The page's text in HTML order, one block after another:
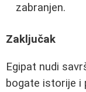
zabranjen.
Zaključak
Egipat nudi
bogate istorije i